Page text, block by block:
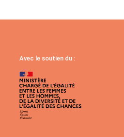
Avec le soutien du :